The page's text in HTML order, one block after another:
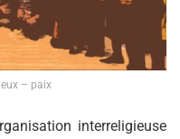
– paix
interreligieuse